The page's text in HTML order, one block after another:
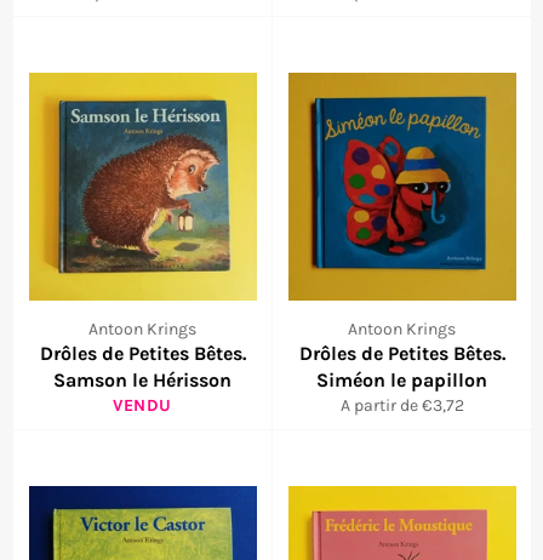
Antoon Krings
Drôles de Petites Bêtes.
Samson le Hérisson
VENDU
Antoon Krings
Drôles de Petites Bêtes.
Siméon le papillon
A partir de €3,72